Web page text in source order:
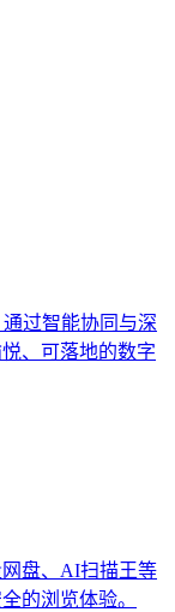
过智能协同与深
、可落地的数字
盘、AI扫描王等
的浏览体验。